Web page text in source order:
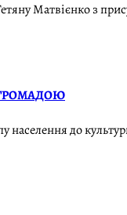
Матвієнко з
населення до